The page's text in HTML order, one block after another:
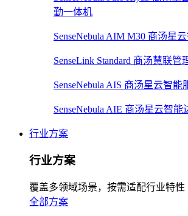
勤一体机
SenseNebula AIM M30 商汤星
SenseLink Standard 商汤慧联管
SenseNebula AIS 商汤星云智能
SenseNebula AIE 商汤星云智能
行业方案
行业方案
覆盖多领域场景，按需适配行业特性
全部方案